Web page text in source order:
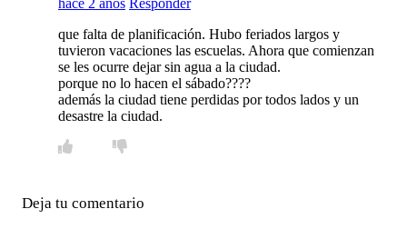
hace 2 años Responder
que falta de planificación. Hubo feriados largos y
tuvieron vacaciones las escuelas. Ahora que comienzan
se les ocurre dejar sin agua a la ciudad.
porque no lo hacen el sábado????
además la ciudad tiene perdidas por todos lados y un
desastre la ciudad.
Deja tu comentario